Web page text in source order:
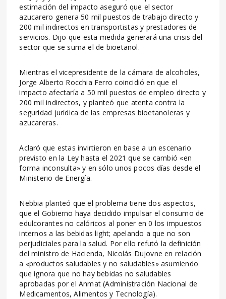
estimación del impacto aseguró que el sector
azucarero genera 50 mil puestos de trabajo directo y
200 mil indirectos en transportistas y prestadores de
servicios. Dijo que esta medida generará una crisis del
sector que se suma el de bioetanol.
Mientras el vicepresidente de la cámara de alcoholes,
Jorge Alberto Rocchia Ferro coincidió en que el
impacto afectaría a 50 mil puestos de empleo directo y
200 mil indirectos, y planteó que atenta contra la
seguridad jurídica de las empresas bioetanoleras y
azucareras.
Aclaró que estas invirtieron en base a un escenario
previsto en la Ley hasta el 2021 que se cambió «en
forma inconsulta» y en sólo unos pocos días desde el
Ministerio de Energía.
Nebbia planteó que el problema tiene dos aspectos,
que el Gobierno haya decidido impulsar el consumo de
edulcorantes no calóricos al poner en 0 los impuestos
internos a las bebidas light; apelando a que no son
perjudiciales para la salud. Por ello refutó la definición
del ministro de Hacienda, Nicolás Dujovne en relación
a «productos saludables y no saludables» asumiendo
que ignora que no hay bebidas no saludables
aprobadas por el Anmat (Administración Nacional de
Medicamentos, Alimentos y Tecnología).